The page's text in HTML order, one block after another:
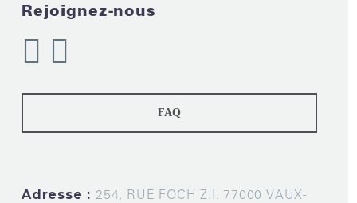
Rejoignez-nous
FAQ
Adresse : 254, RUE FOCH Z.I. 77000 VAUX-